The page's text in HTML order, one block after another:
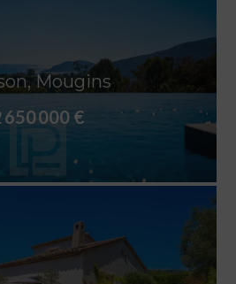
Mougins
650 000 €